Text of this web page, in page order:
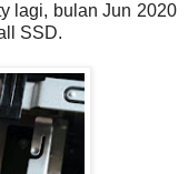
lagi, bulan Jun 2020
SSD.